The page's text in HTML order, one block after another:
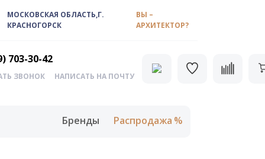
МОСКОВСКАЯ ОБЛАСТЬ,Г.
КРАСНОГОРСК
ВЫ –
АРХИТЕКТОР?
703-30-42
ЗВОНОК НАПИСАТЬ НА ПОЧТУ
Бренды Распродажа